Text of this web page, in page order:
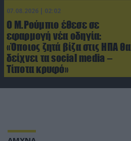
07.08.2026 | 02:02
Ο Μ.Ρούμπιο έθεσε σε
εφαρμογή νέα οδηγία:
«Όποιος ζητά βίζα στις ΗΠΑ θα
δείχνει τα social media –
Τίποτα κρυφό»